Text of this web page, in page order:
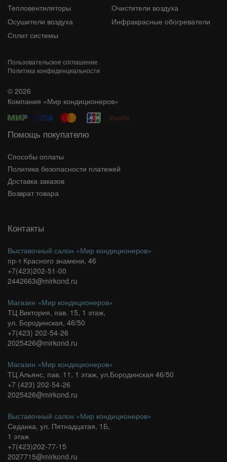
Тепловентиляторы
Очистители воздуха
Осушители воздуха
Инфракрасные обогреватели
Сплит системы
Пользовательское соглашение
Политика конфиденциальности
© 2026
Компания «Мир кондиционеров»
Помощь покупателю
Способы оплаты
Политика безопасности платежей
Доставка заказов
Возврат товара
Контакты
Выставочный салон «Мир кондиционеров»
пр-т Красного знамени, 46
+7(423)202-51-00
2442663@mirkond.ru
Магазин «Мир кондиционеров»
ТЦ Виктория, пав. 15, 1 этаж,
ул. Бородинская, 46/50
+7(423) 202-54-26
2025426@mirkond.ru
Магазин «Мир кондиционеров»
ТЦ Альянс, пав. 11, 1 этаж, ул.Бородинская 46/50
+7 (423) 202-54-26
2025426@mirkond.ru
Выставочный салон «Мир кондиционеров»
Седанка, ул. Пятнадцатая, 1Б,
1 этаж
+7(423)202-77-15
2027715@mirkond.ru